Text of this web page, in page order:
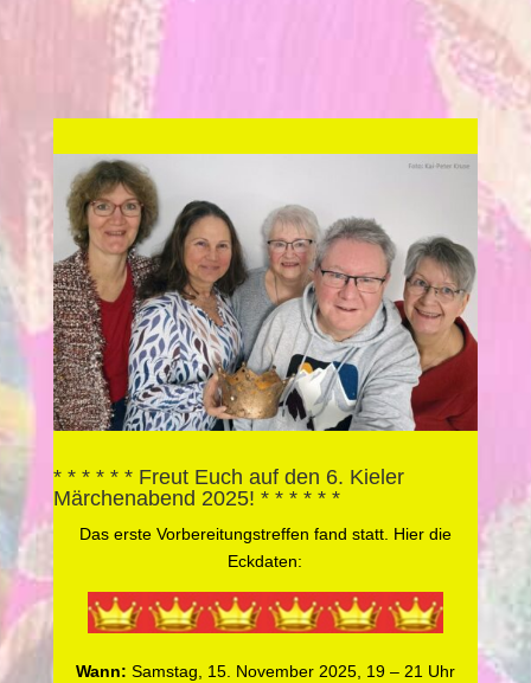
* * * * * * Freut Euch auf den 6. Kieler
Märchenabend 2025! * * * * * *
Das erste Vorbereitungstreffen fand statt. Hier die
Eckdaten:
Wann: Samstag, 15. November 2025, 19 – 21 Uhr